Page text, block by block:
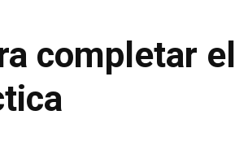
completar el